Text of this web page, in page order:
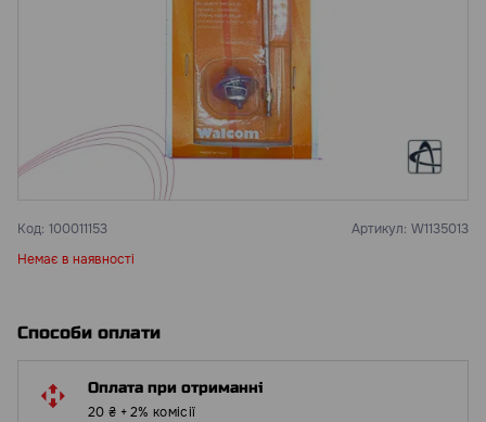
Код: 100011153 Артикул: W1135013
Немає в наявності
Способи оплати
Оплата при отриманні
20 ₴ + 2% комісії